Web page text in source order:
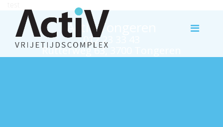
Activ Tongeren
012 23 33 43
Rutterweg 63, 3700 Tongeren